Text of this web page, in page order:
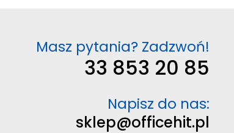
Masz pytania? Zadzwoń!
33 853 20 85
Napisz do nas:
sklep@officehit.pl